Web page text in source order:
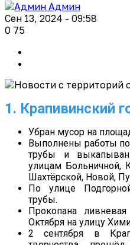
Админ
Сен 13, 2024 - 09:58
0 75
1. Крапивинский
Убран мусор на
Выполнены работы
трубы и
улицам Больничной,
Шахтёрской, Новой,
По улице
трубы.
Прокопана
Октября на улицу
2 сентября в